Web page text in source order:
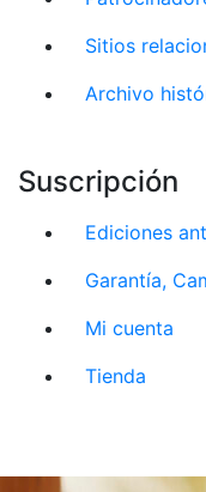
Sitios
Archivo
Suscripción
Ediciones
Garantía,
Mi cuenta
Tienda